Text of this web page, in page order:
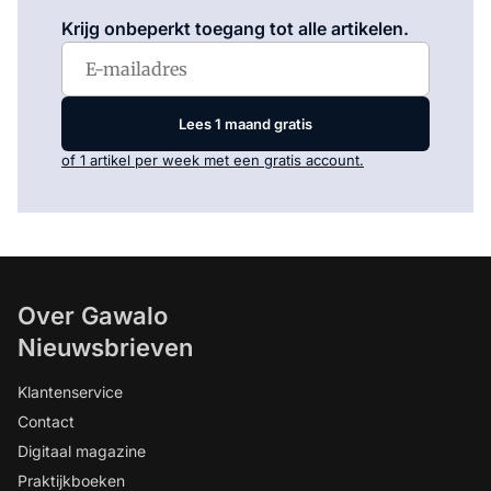
Krijg onbeperkt toegang tot alle artikelen.
Lees 1 maand gratis
of 1 artikel per week met een gratis account.
Over Gawalo
Nieuwsbrieven
Klantenservice
Contact
Digitaal magazine
Praktijkboeken